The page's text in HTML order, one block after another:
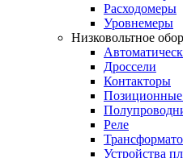
Расходомеры
Уровнемеры
Низковольтное
Дроссели
Контакторы
Реле
Устройства